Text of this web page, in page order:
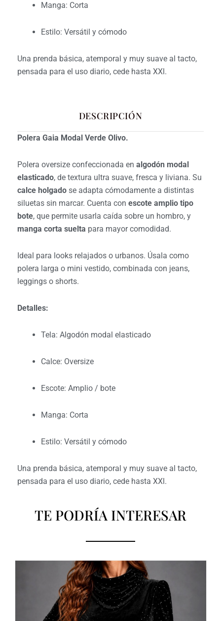
Manga: Corta
Estilo: Versátil y cómodo
Una prenda básica, atemporal y muy suave al tacto,
pensada para el uso diario, cede hasta XXl.
DESCRIPCIÓN
Polera Gaia Modal Verde Olivo.
Polera oversize confeccionada en algodón modal
elasticado, de textura ultra suave, fresca y liviana. Su
calce holgadose adapta cómodamente a distintas
siluetas sin marcar. Cuenta con escote amplio tipo
bote, que permite usarla caída sobre un hombro, y
manga corta suelta para mayor comodidad.
Ideal para looks relajados o urbanos. Úsala como
polera larga o mini vestido, combinada con jeans,
leggings o shorts.
Detalles:
Tela: Algodón modal elasticado
Calce: Oversize
Escote: Amplio / bote
Manga: Corta
Estilo: Versátil y cómodo
Una prenda básica, atemporal y muy suave al tacto,
pensada para el uso diario, cede hasta XXl.
TE PODRÍA INTERESAR